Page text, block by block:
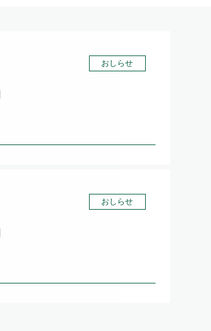
おしらせ
おしらせ